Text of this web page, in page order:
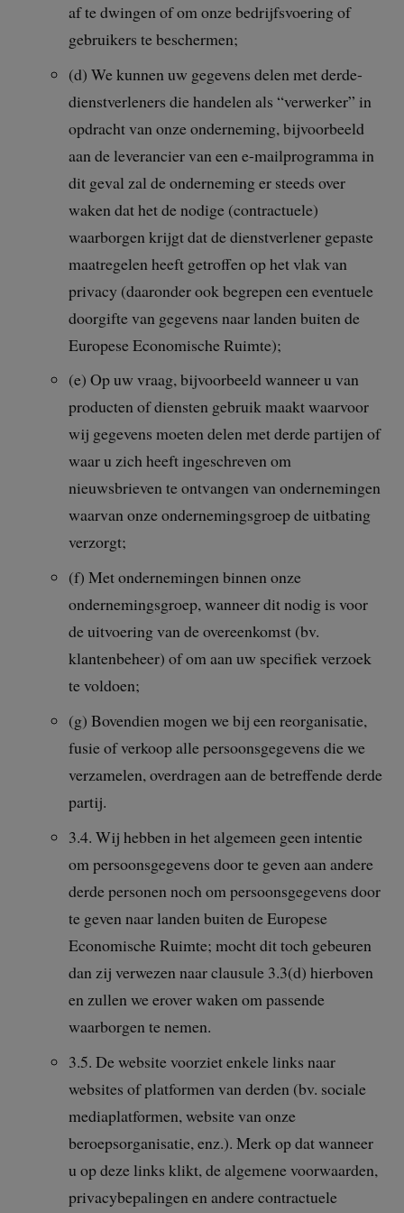
af te dwingen of om onze bedrijfsvoering of
gebruikers te beschermen;
(d) We kunnen uw gegevens delen met derde-
dienstverleners die handelen als “verwerker” in
opdracht van onze onderneming, bijvoorbeeld
aan de leverancier van een e-mailprogramma in
dit geval zal de onderneming er steeds over
waken dat het de nodige (contractuele)
waarborgen krijgt dat de dienstverlener gepaste
maatregelen heeft getroffen op het vlak van
privacy (daaronder ook begrepen een eventuele
doorgifte van gegevens naar landen buiten de
Europese Economische Ruimte);
(e) Op uw vraag, bijvoorbeeld wanneer u van
producten of diensten gebruik maakt waarvoor
wij gegevens moeten delen met derde partijen of
waar u zich heeft ingeschreven om
nieuwsbrieven te ontvangen van ondernemingen
waarvan onze ondernemingsgroep de uitbating
verzorgt;
(f) Met ondernemingen binnen onze
ondernemingsgroep, wanneer dit nodig is voor
de uitvoering van de overeenkomst (bv.
klantenbeheer) of om aan uw specifiek verzoek
te voldoen;
(g) Bovendien mogen we bij een reorganisatie,
fusie of verkoop alle persoonsgegevens die we
verzamelen, overdragen aan de betreffende derde
partij.
3.4. Wij hebben in het algemeen geen intentie
om persoonsgegevens door te geven aan andere
derde personen noch om persoonsgegevens door
te geven naar landen buiten de Europese
Economische Ruimte; mocht dit toch gebeuren
dan zij verwezen naar clausule 3.3(d) hierboven
en zullen we erover waken om passende
waarborgen te nemen.
3.5. De website voorziet enkele links naar
websites of platformen van derden (bv. sociale
mediaplatformen, website van onze
beroepsorganisatie, enz.). Merk op dat wanneer
u op deze links klikt, de algemene voorwaarden,
privacybepalingen en andere contractuele